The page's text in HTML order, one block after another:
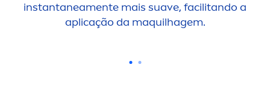
instantaneamente mais suave, facilitando a
aplicação da maquilhagem.